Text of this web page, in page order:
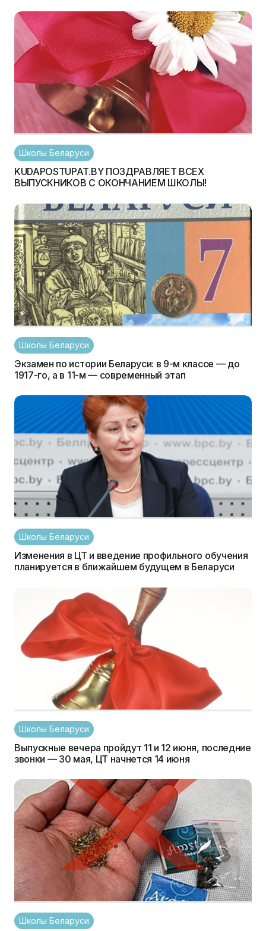
Школы Беларуси
KUDAPOSTUPAT.BY ПОЗДРАВЛЯЕТ ВСЕХ
ВЫПУСКНИКОВ С ОКОНЧАНИЕМ ШКОЛЫ!
Школы Беларуси
Экзамен по истории Беларуси: в 9-м классе — до
1917-го, а в 11-м — современный этап
Школы Беларуси
Изменения в ЦТ и введение профильного обучения
планируется в ближайшем будущем в Беларуси
Школы Беларуси
Выпускные вечера пройдут 11 и 12 июня, последние
звонки — 30 мая, ЦТ начнется 14 июня
Школы Беларуси